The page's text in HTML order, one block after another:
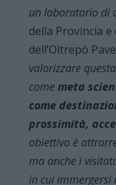
un laboratorio di
della Provincia
dell’Oltrepò
valorizzare
comemeta
come
prossimità,
obiettivo è
ma anche i
in cui immergersi